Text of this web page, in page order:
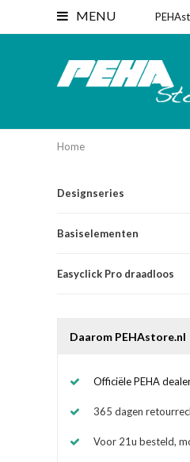
MENU
Home
Designseries
Basiselementen
Easyclick Pro draadloos
Daarom PEHAstore.nl
Officiële PEHA
365 dagen
Voor 21u besteld,